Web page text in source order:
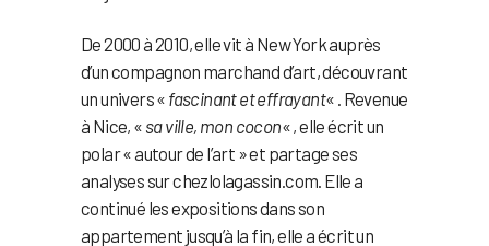
De 2000 à 2010, elle vit à New York auprès
d’un compagnon marchand d’art, découvrant
un univers « fascinant et effrayant« . Revenue
à Nice, « sa ville, mon cocon« , elle écrit un
polar « autour de l’art » et partage ses
analyses sur chezlolagassin.com. Elle a
continué les expositions dans son
appartement jusqu’à la fin, elle a écrit un